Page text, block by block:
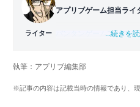
ライター
アプリブゲーム担当ライ
バンタンゲームアカデミ
ゲームだけでも1,000本
くして面白さを引き出し
...続きを
執筆：アプリブ編集部
※記事の内容は記載当時の情報であり、